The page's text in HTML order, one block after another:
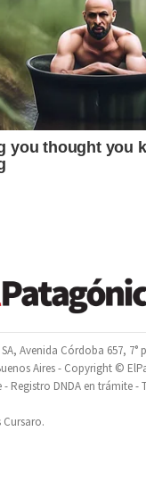
Avenida Córdoba 657, 7°
Aires - Copyright ©
- Registro DNDA en trámite -
Cursaro.